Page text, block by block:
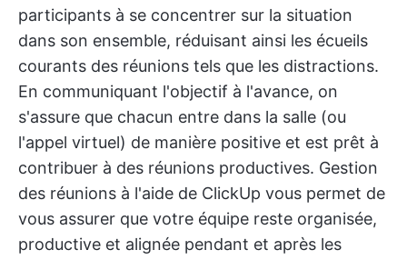
participants à se concentrer sur la situation
dans son ensemble, réduisant ainsi les écueils
courants des réunions tels que les distractions.
En communiquant l'objectif à l'avance, on
s'assure que chacun entre dans la salle (ou
l'appel virtuel) de manière positive et est prêt à
contribuer à des réunions productives. Gestion
des réunions à l'aide de ClickUp vous permet de
vous assurer que votre équipe reste organisée,
productive et alignée pendant et après les